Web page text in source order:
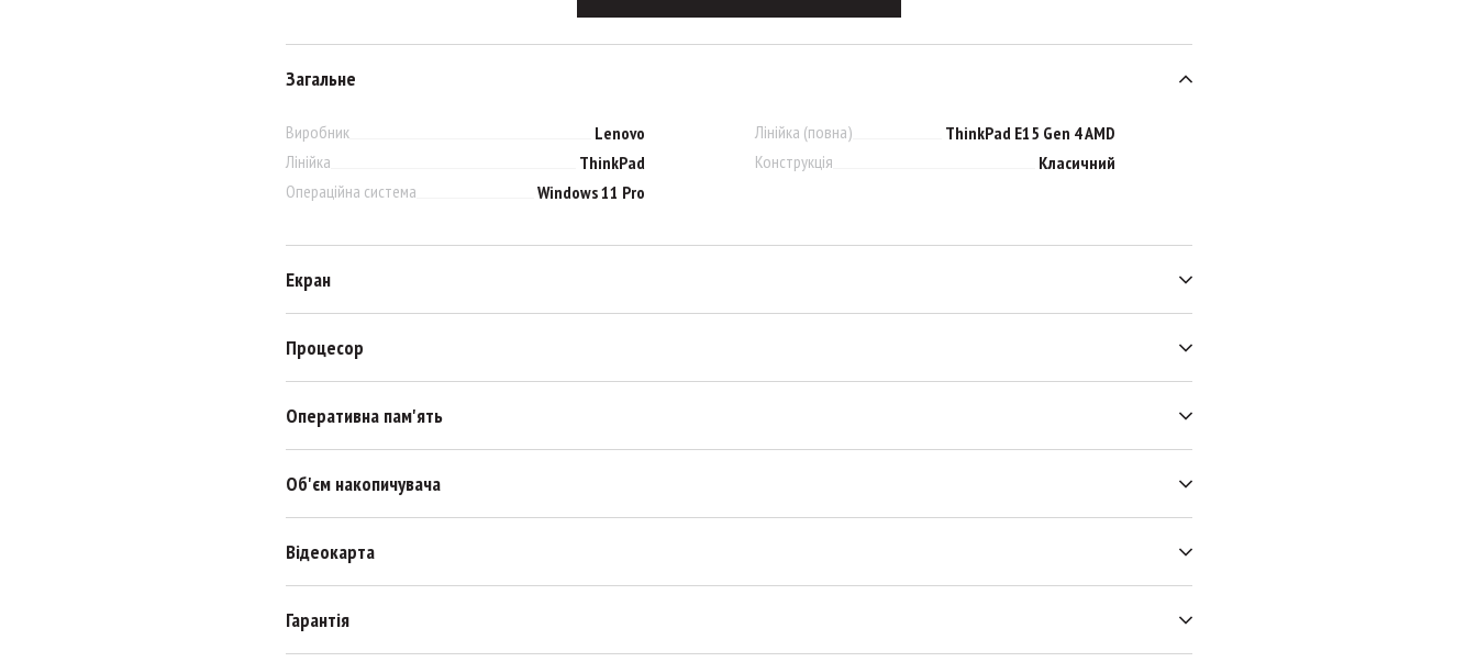
Загальне
Виробник Lenovo Лінійка (повна)
ThinkPad E15 Gen 4 AMD
Лінійка
ThinkPad Конструкція
Класичний
Операційна система
Windows 11 Pro
Екран
Процесор
Оперативна пам'ять
Об'єм накопичувача
Відеокарта
Гарантія